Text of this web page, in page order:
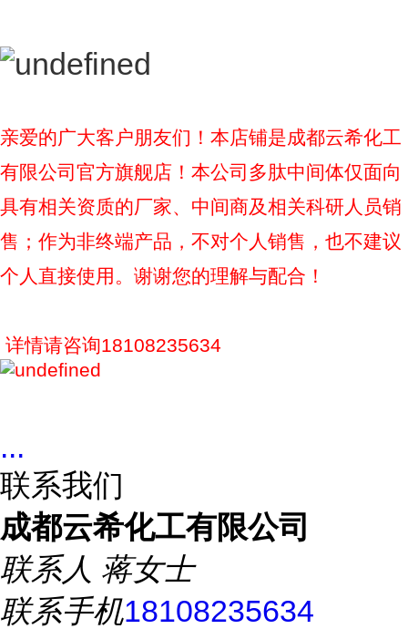
亲爱的广大客户朋友们！本店铺是成都云希化工
有限公司官方旗舰店！本公司多肽中间体仅面向
具有相关资质的厂家、中间商及相关科研人员销
售；作为非终端产品，不对个人销售，也不建议
个人直接使用。谢谢您的理解与配合！
详情请咨询18108235634
...
联系我们
成都云希化工有限公司
联系人 蒋女士
联系手机18108235634